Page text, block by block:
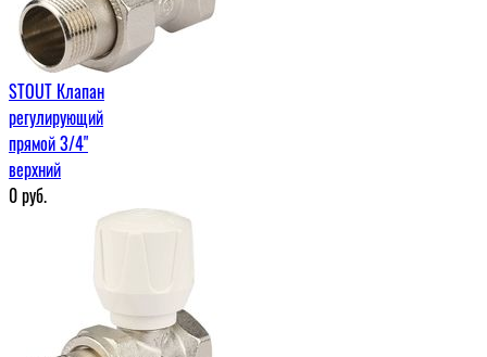
STOUT Клапан
регулирующий
прямой 3/4"
верхний
0руб.